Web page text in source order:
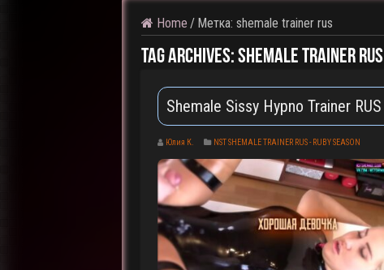
Home / Метка: shemale trainer rus
Tag Archives:shemale trainer rus
Shemale Sissy Hypno Trainer
Юлия К. NST SHEMALE TRAINER RUS - RUBY SEASON